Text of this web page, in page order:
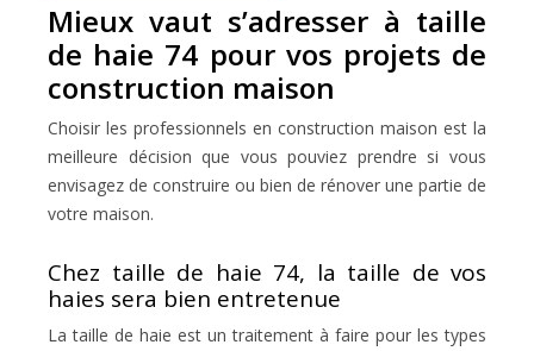
Mieux vaut s’adresser à taille
de haie 74 pour vos projets de
construction maison
Choisir les professionnels en construction maison est la
meilleure décision que vous pouviez prendre si vous
envisagez de construire ou bien de rénover une partie de
votre maison.
Chez taille de haie 74, la taille de vos
haies sera bien entretenue
La taille de haie est un traitement à faire pour les types